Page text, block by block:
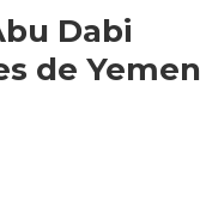
Dabi
de Yemen